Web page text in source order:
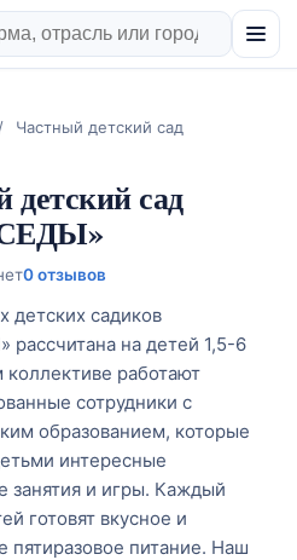
/
Частный детский сад
сад
0 отзывов
детских садиков
на детей 1,5-6
работают
сотрудники с
образованием, которые
интересные
занятия и игры. Каждый
готовят вкусное и
пятиразовое питание. Наш